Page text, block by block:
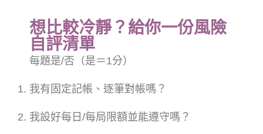
想比較冷靜？給你一份風險
自評清單
每題是/否（是＝1分）
我有固定記帳、逐筆對帳嗎？
我設好每日/每局限額並能遵守嗎？